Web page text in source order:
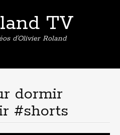
TV
d'Olivier Roland
dormir
#shorts